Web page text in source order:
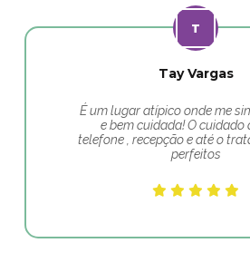
Tay Vargas
É um lugar atípico onde me
e bem cuidada! O cuidado
telefone , recepção e até o
perfeitos